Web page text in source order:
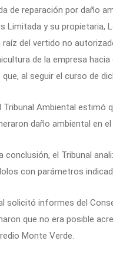
de reparación por daño
Limitada y su propietaria,
del vertido no
de la empresa
al seguir el curso de
Tribunal Ambiental estimó
daño ambiental en
conclusión, el Tribunal
con parámetros
solicitó informes del
que no era posible
Monte Verde.